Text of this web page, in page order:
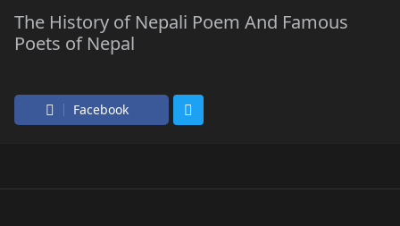
The History of Nepali Poem And Famous
Poets of Nepal
Facebook